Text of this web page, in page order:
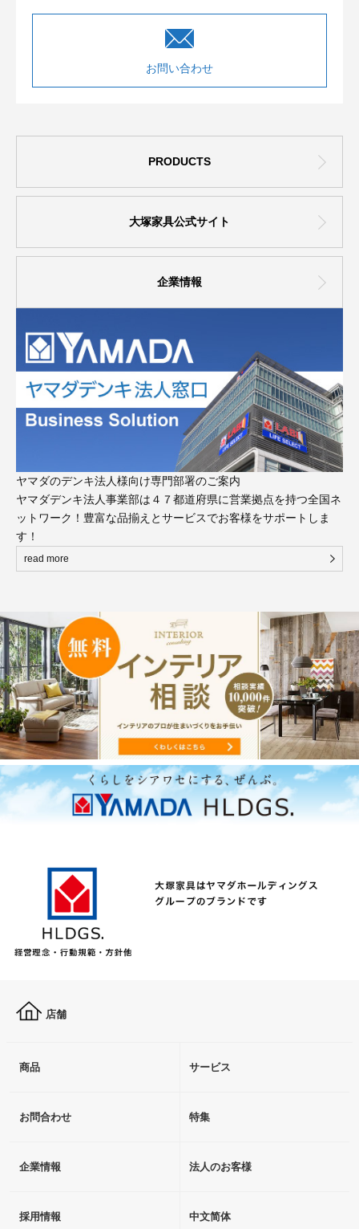
お問い合わせ
PRODUCTS
大塚家具公式サイト
企業情報
ヤマダのデンキ法人様向け専門部署のご案内
ヤマダデンキ法人事業部は４７都道府県に営業拠点を持つ全国ネ
ットワーク！豊富な品揃えとサービスでお客様をサポートしま
す！
read more
店舗
商品 サービス
お問合わせ 特集
企業情報 法人のお客様
採用情報 中文简体